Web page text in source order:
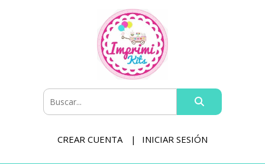
CREAR CUENTA INICIAR SESIÓN